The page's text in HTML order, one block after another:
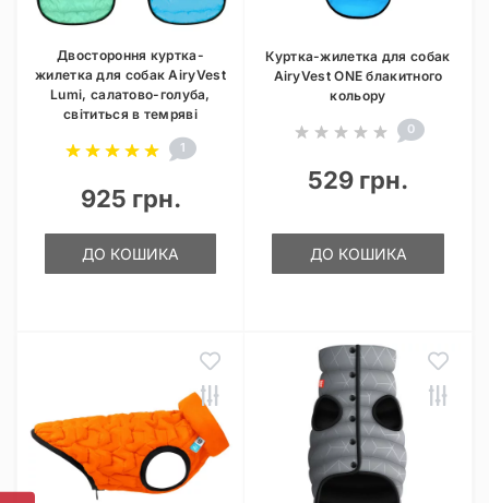
Двостороння куртка-
жилетка для собак AiryVest
Lumi, салатово-голуба,
світиться в темряві
1
925 грн.
ДО КОШИКА
Куртка-жилетка для собак
AiryVest ONE блакитного
кольору
0
529 грн.
ДО КОШИКА